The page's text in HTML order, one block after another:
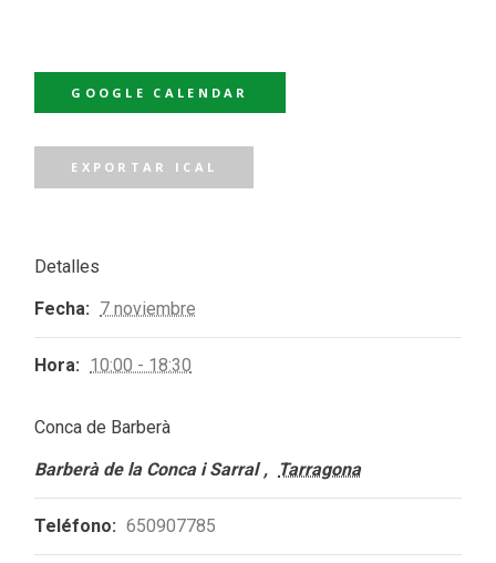
GOOGLE CALENDAR
EXPORTAR ICAL
Detalles
Fecha: 7 noviembre
Hora: 10:00 - 18:30
Conca de Barberà
Barberà de la Conca i Sarral , Tarragona
Teléfono: 650907785